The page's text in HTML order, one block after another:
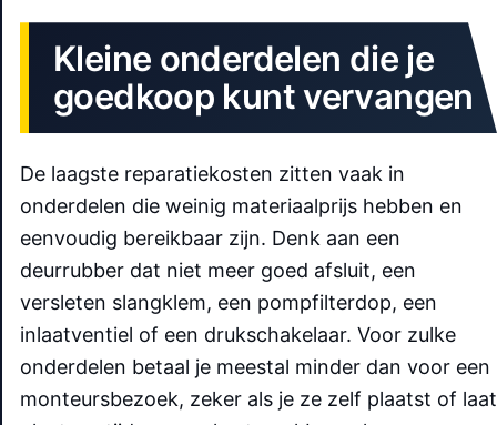
Kleine onderdelen die je
goedkoop kunt vervangen
De laagste reparatiekosten zitten vaak in
onderdelen die weinig materiaalprijs hebben en
eenvoudig bereikbaar zijn. Denk aan een
deurrubber dat niet meer goed afsluit, een
versleten slangklem, een pompfilterdop, een
inlaatventiel of een drukschakelaar. Voor zulke
onderdelen betaal je meestal minder dan voor een
monteursbezoek, zeker als je ze zelf plaatst of laat